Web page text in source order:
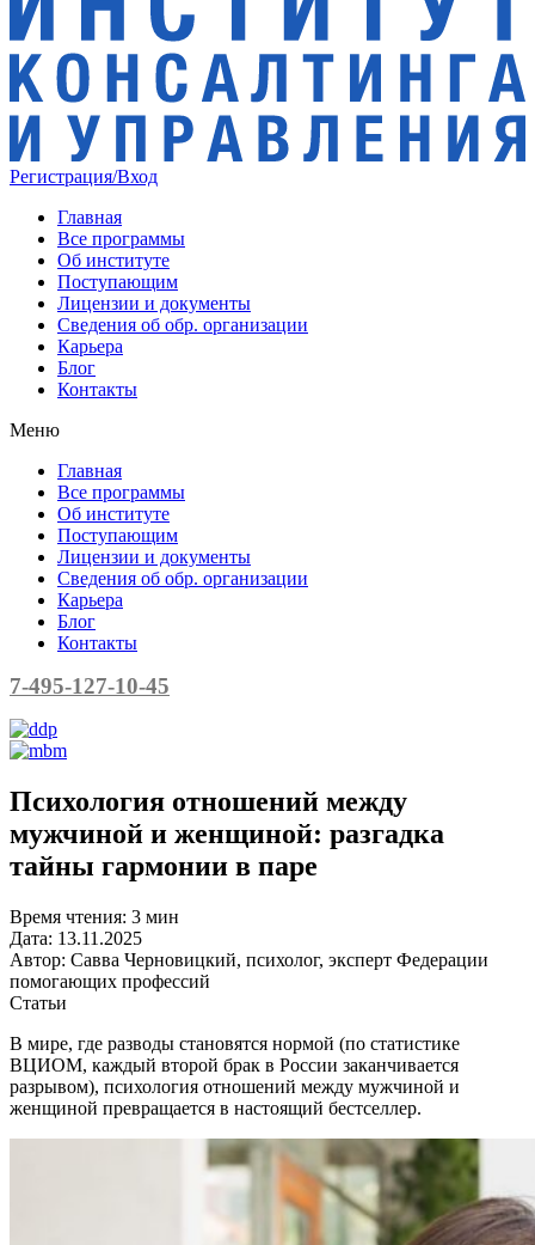
Регистрация/Вход
Главная
Все программы
Об институте
Поступающим
Лицензии и документы
Сведения об обр. организации
Карьера
Блог
Контакты
Меню
Главная
Все программы
Об институте
Поступающим
Лицензии и документы
Сведения об обр. организации
Карьера
Блог
Контакты
7-495-127-10-45
Психология отношений между
мужчиной и женщиной: разгадка
тайны гармонии в паре
Время чтения: 3 мин
Дата: 13.11.2025
Автор: Савва Черновицкий, психолог, эксперт Федерации
помогающих профессий
Статьи
В мире, где разводы становятся нормой (по статистике
ВЦИОМ, каждый второй брак в России заканчивается
разрывом), психология отношений между мужчиной и
женщиной превращается в настоящий бестселлер.